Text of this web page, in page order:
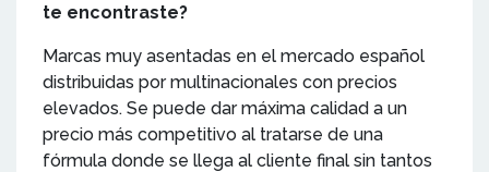
te encontraste?
Marcas muy asentadas en el mercado español
distribuidas por multinacionales con precios
elevados. Se puede dar máxima calidad a un
precio más competitivo al tratarse de una
fórmula donde se llega al cliente final sin tantos